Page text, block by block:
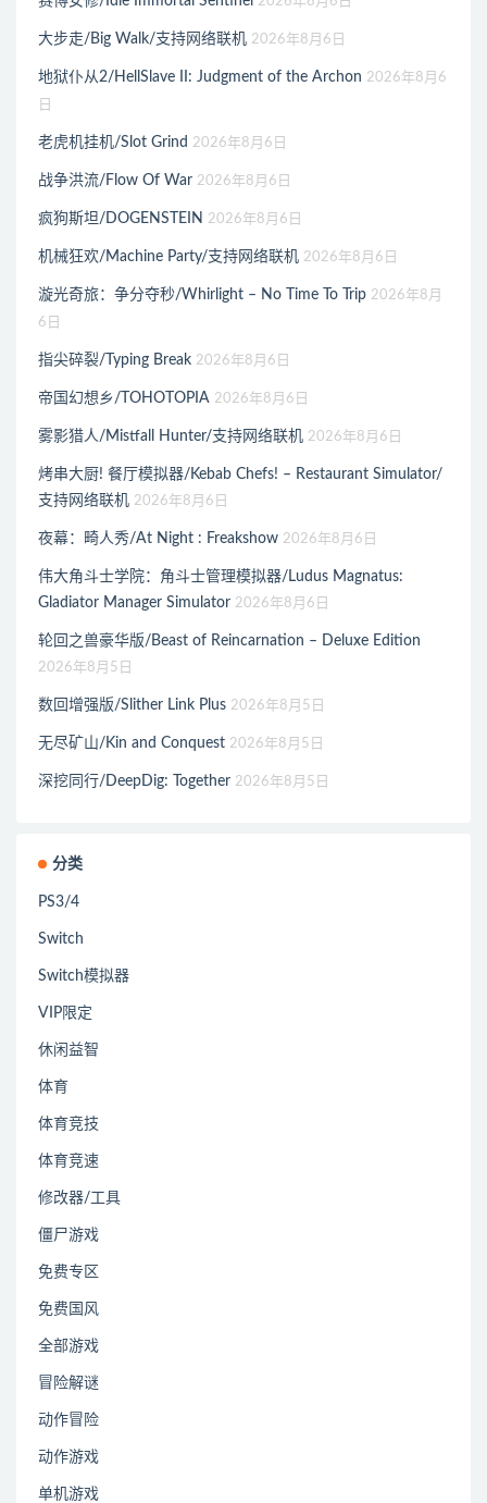
大步走/Big Walk/支持网络联机 2026年8月6日
地狱仆从2/HellSlave II: Judgment of the Archon 2026年8月6
日
老虎机挂机/Slot Grind 2026年8月6日
战争洪流/Flow Of War 2026年8月6日
疯狗斯坦/DOGENSTEIN 2026年8月6日
机械狂欢/Machine Party/支持网络联机 2026年8月6日
漩光奇旅：争分夺秒/Whirlight – No Time To Trip 2026年8月
6日
指尖碎裂/Typing Break 2026年8月6日
帝国幻想乡/TOHOTOPIA 2026年8月6日
雾影猎人/Mistfall Hunter/支持网络联机 2026年8月6日
烤串大厨! 餐厅模拟器/Kebab Chefs! – Restaurant Simulator/
支持网络联机 2026年8月6日
夜幕：畸人秀/At Night : Freakshow 2026年8月6日
伟大角斗士学院：角斗士管理模拟器/Ludus Magnatus:
Gladiator Manager Simulator 2026年8月6日
轮回之兽豪华版/Beast of Reincarnation – Deluxe Edition
2026年8月5日
数回增强版/Slither Link Plus 2026年8月5日
无尽矿山/Kin and Conquest 2026年8月5日
深挖同行/DeepDig: Together 2026年8月5日
分类
PS3/4
Switch
Switch模拟器
VIP限定
休闲益智
体育
体育竞技
体育竞速
修改器/工具
僵尸游戏
免费专区
免费国风
全部游戏
冒险解谜
动作冒险
动作游戏
单机游戏